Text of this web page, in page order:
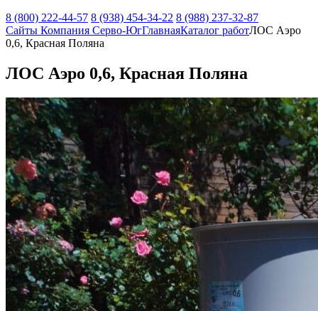
8 (800) 222-44-57 8 (938) 454-34-22 8 (988) 237-32-87
Сайты Компания Серво-ЮгГлавнаяКаталог работЛОС Аэро
0,6, Красная Поляна
ЛОС Аэро 0,6, Красная Поляна